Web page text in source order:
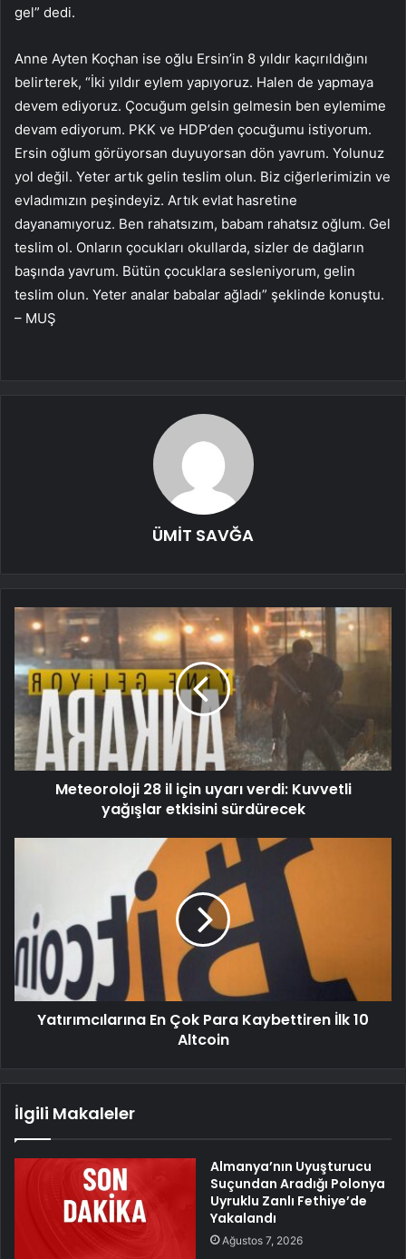
gel” dedi.
Anne Ayten Koçhan ise oğlu Ersin’in 8 yıldır kaçırıldığını
belirterek, “İki yıldır eylem yapıyoruz. Halen de yapmaya
devem ediyoruz. Çocuğum gelsin gelmesin ben eylemime
devam ediyorum. PKK ve HDP’den çocuğumu istiyorum.
Ersin oğlum görüyorsan duyuyorsan dön yavrum. Yolunuz
yol değil. Yeter artık gelin teslim olun. Biz ciğerlerimizin ve
evladımızın peşindeyiz. Artık evlat hasretine
dayanamıyoruz. Ben rahatsızım, babam rahatsız oğlum. Gel
teslim ol. Onların çocukları okullarda, sizler de dağların
başında yavrum. Bütün çocuklara sesleniyorum, gelin
teslim olun. Yeter analar babalar ağladı” şeklinde konuştu.
– MUŞ
ÜMİT SAVĞA
Meteoroloji 28 il için uyarı verdi: Kuvvetli
yağışlar etkisini sürdürecek
Yatırımcılarına En Çok Para Kaybettiren İlk 10
Altcoin
İlgili Makaleler
Almanya’nın Uyuşturucu
Suçundan Aradığı Polonya
Uyruklu Zanlı Fethiye’de
Yakalandı
Ağustos 7, 2026